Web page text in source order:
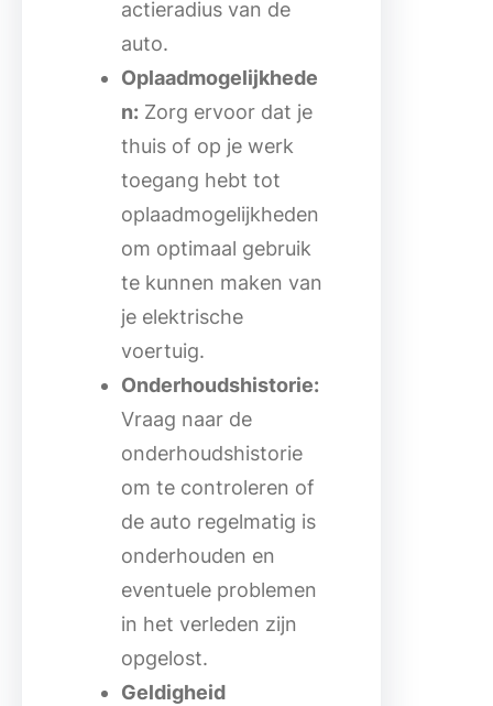
actieradius van de
auto.
Oplaadmogelijkhede
n: Zorg ervoor dat je
thuis of op je werk
toegang hebt tot
oplaadmogelijkheden
om optimaal gebruik
te kunnen maken van
je elektrische
voertuig.
Onderhoudshistorie:
Vraag naar de
onderhoudshistorie
om te controleren of
de auto regelmatig is
onderhouden en
eventuele problemen
in het verleden zijn
opgelost.
Geldigheid